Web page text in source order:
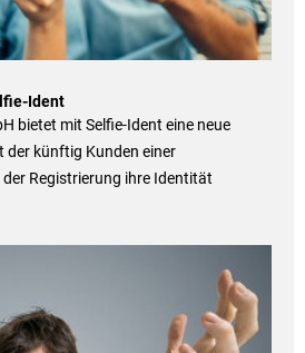
Ident
bietet mit Selfie-Ident eine neue
künftig Kunden einer
Registrierung ihre Identität